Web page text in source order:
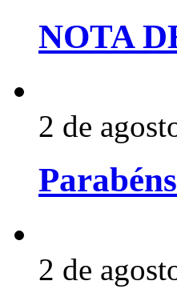
NOTA
2 de
2 de